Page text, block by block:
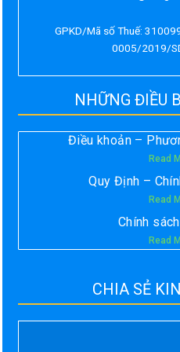
GPKD/Mã số Thuế:
0005/2019/
NHỮNG ĐIỀU
Điều khoản –
Read
Quy Định –
Read
Chính
Read
CHIA SẺ